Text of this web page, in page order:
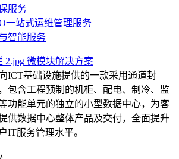
服务
一站式运维管理服务
智能服务
微模块解决方案
ICT基础设施提供的一款采用通道封
包含工程预制的机柜、配电、制冷、监
功能单元的独立的小型数据中心，为客
供数据中心整体产品及交付，全面提升
IT服务管理水平。